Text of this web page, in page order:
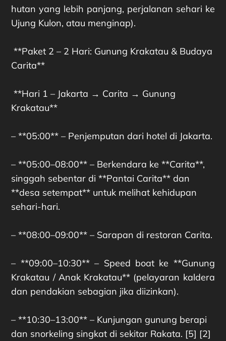
hutan yang lebih panjang, perjalanan sehari ke
Ujung Kulon, atau menginap).
**Paket 2 – 2 Hari: Gunung Krakatau & Budaya
Carita**
**Hari 1 – Jakarta → Carita → Gunung
Krakatau**
– **05:00** – Penjemputan dari hotel di Jakarta.
– **05:00–08:00** – Berkendara ke **Carita**,
singgah sebentar di **Pantai Carita** dan
**desa setempat** untuk melihat kehidupan
sehari-hari.
– **08:00–09:00** – Sarapan di restoran Carita.
– **09:00–10:30** – Speed ​​boat ke **Gunung
Krakatau / Anak Krakatau** (pelayaran kaldera
dan pendakian sebagian jika diizinkan).
– **10:30–13:00** – Kunjungan gunung berapi
dan snorkeling singkat di sekitar Rakata. [5] [2]